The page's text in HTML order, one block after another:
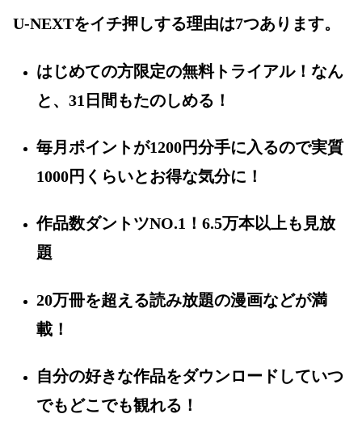
U-NEXTをイチ押しする理由は7つあります。
はじめての方限定の無料トライアル！なん
と、31日間もたのしめる！
毎月ポイントが1200円分手に入るので実質
1000円くらいとお得な気分に！
作品数ダントツNO.1！6.5万本以上も見放
題
20万冊を超える読み放題の漫画などが満
載！
自分の好きな作品をダウンロードしていつ
でもどこでも観れる！